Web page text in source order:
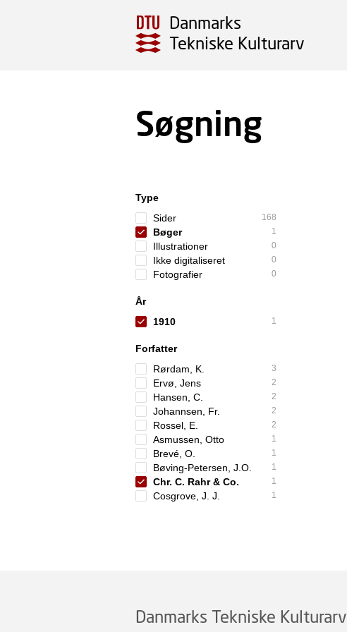
Danmarks
Tekniske Kulturarv
Søgning
Type
Sider
168
Bøger 1
Illustrationer 0
Ikke digitaliseret 0
Fotografier 0
År
1910
1
Forfatter
Rørdam, K.
3
Ervø, Jens 2
Hansen, C. 2
Johannsen, Fr. 2
Rossel, E. 2
Asmussen, Otto 1
Brevé, O. 1
Bøving-Petersen, J.O. 1
Chr. C. Rahr & Co. 1
Cosgrove, J. J. 1
Danmarks Tekniske Kulturarv